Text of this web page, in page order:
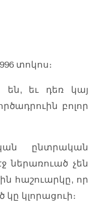
տոկոս։
են, եւ դեռ կայ
բոլոր
ընտրական
ներառուած չեն
հաշուարկը, որ
կլորացուի։